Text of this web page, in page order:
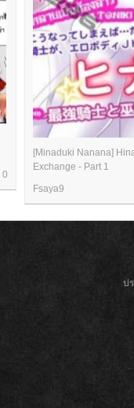
0
[Minaduki Nanana]
Exchange - Part 1
Fsaya9
ป